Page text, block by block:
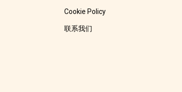
Cookie Policy
联系我们